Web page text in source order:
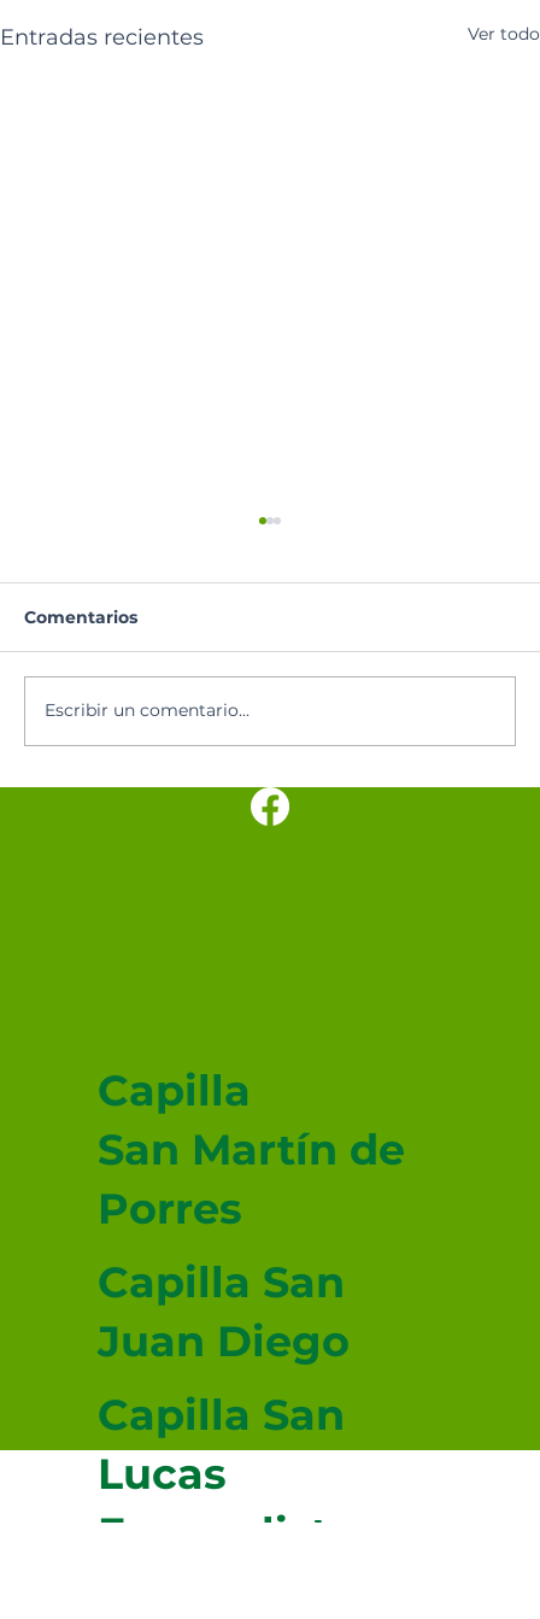
Entradas recientes Ver todo
Comentarios
Escribir un comentario...
Capilla
San Martín de
Porres
Capilla San
Juan Diego
Capilla San
Lucas
Evangelista